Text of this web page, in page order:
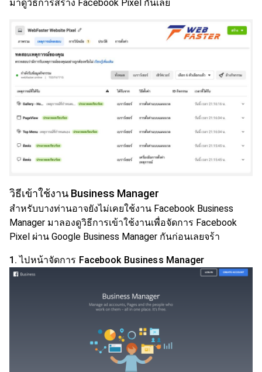
มาดูวิธีการสร้าง Facebook Pixel กันเลย
วิธีเข้าใช้งาน Business Manager
สำหรับบางท่านอาจยังไม่เคยใช้งาน Facebook Business
Manager มาลองดูวิธีการเข้าใช้งานเพื่อจัดการ Facebook
Pixel ผ่าน Google Business Manager กันก่อนเลยจร้า
1. ไปหน้าจัดการ Facebook Business Manager